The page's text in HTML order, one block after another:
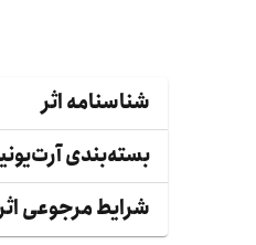
شناسنامه اثر
بسته‌بندی
شرایط مرجوعی